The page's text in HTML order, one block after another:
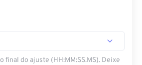
final do ajuste (HH:MM:SS.MS). Deixe